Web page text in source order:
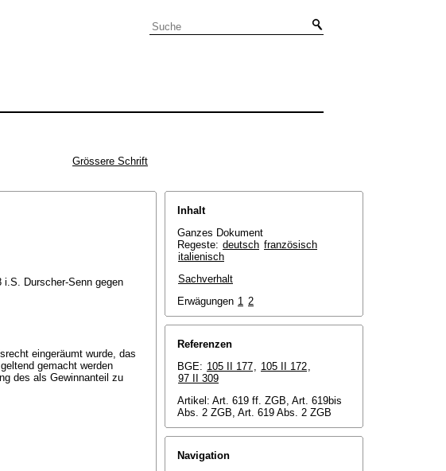
Grössere Schrift
Durscher-Senn gegen
eingeräumt wurde, das
gemacht werden
des als Gewinnanteil zu
Inhalt
Ganzes Dokument
Regeste: deutsch französisch
italienisch
Sachverhalt
Erwägungen 1 2
Referenzen
BGE: 105 II 177, 105 II 172,
97 II 309
Artikel: Art. 619 ff. ZGB, Art. 619bis
Abs. 2 ZGB, Art. 619 Abs. 2 ZGB
Navigation